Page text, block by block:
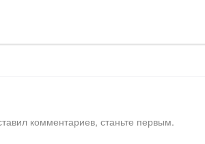
комментариев, станьте первым.